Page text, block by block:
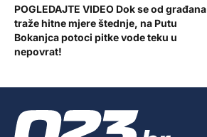
POGLEDAJTE VIDEO Dok se od građana
traže hitne mjere štednje, na Putu
Bokanjca potoci pitke vode teku u
nepovrat!